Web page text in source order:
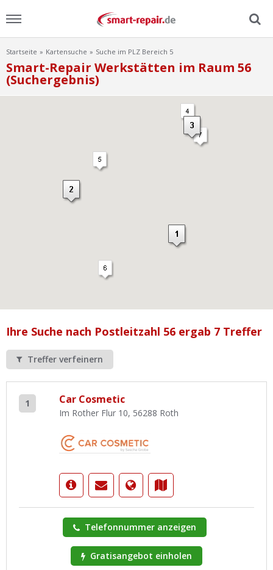
Menu
Home
Ist Ihre Werkstatt schon dabei?
Werkstatt Login
Startseite Kartensuche Suche im PLZ Bereich 5
Smart-Repair Werkstätten im Raum 56
(Suchergebnis)
Ihre Suche nach Postleitzahl 56 ergab 7 Treffer
Treffer verfeinern
1 Car Cosmetic
Im Rother Flur 10, 56288 Roth
Telefonnummer anzeigen
Gratisangebot einholen